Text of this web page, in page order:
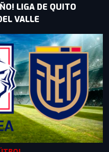
LIGA DE QUITO
VALLE